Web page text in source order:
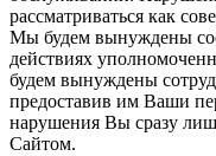
рассматриваться как
Мы будем вынуждены
действиях
будем вынуждены
предоставив им Ваши
нарушения Вы сразу
Сайтом.